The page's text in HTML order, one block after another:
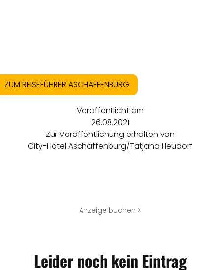
ZUM REISEFÜHRER ASCHAFFENBURG
Veröffentlicht am
26.08.2021
Zur Veröffentlichung erhalten von
City-Hotel Aschaffenburg/Tatjana Heudorf
Anzeige buchen >
Leider noch kein Eintrag